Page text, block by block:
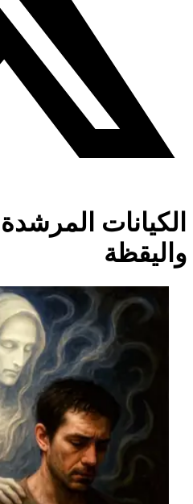
الكيانات
واليقظة